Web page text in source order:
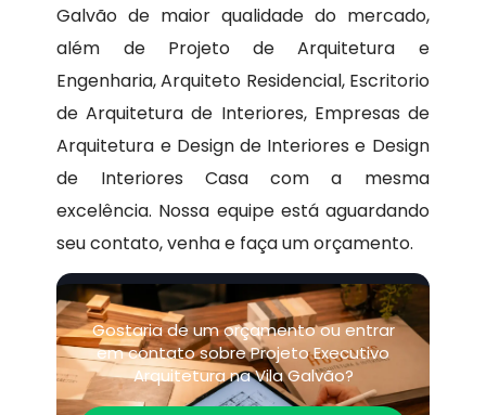
Galvão de maior qualidade do mercado,
além de Projeto de Arquitetura e
Engenharia, Arquiteto Residencial, Escritorio
de Arquitetura de Interiores, Empresas de
Arquitetura e Design de Interiores e Design
de Interiores Casa com a mesma
excelência. Nossa equipe está aguardando
seu contato, venha e faça um orçamento.
Gostaria de um orçamento ou entrar
em contato sobre Projeto Executivo
Arquitetura na Vila Galvão?